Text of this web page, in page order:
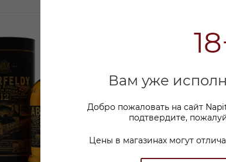
Вам уже
Добро пожаловать на сайт
подтвердите,
Цены в магазинах могут